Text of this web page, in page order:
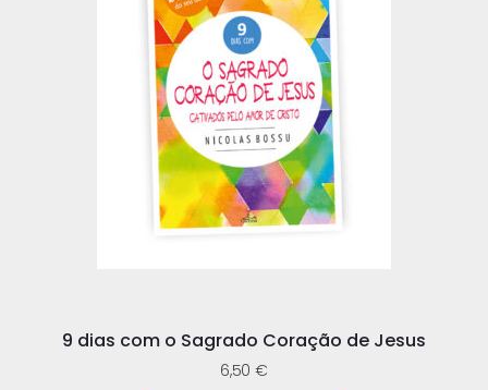
9 dias com o Sagrado Coração de Jesus
6,50€